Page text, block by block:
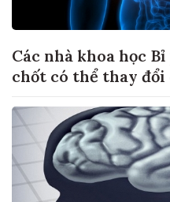
Các nhà khoa học
chốt có thể thay